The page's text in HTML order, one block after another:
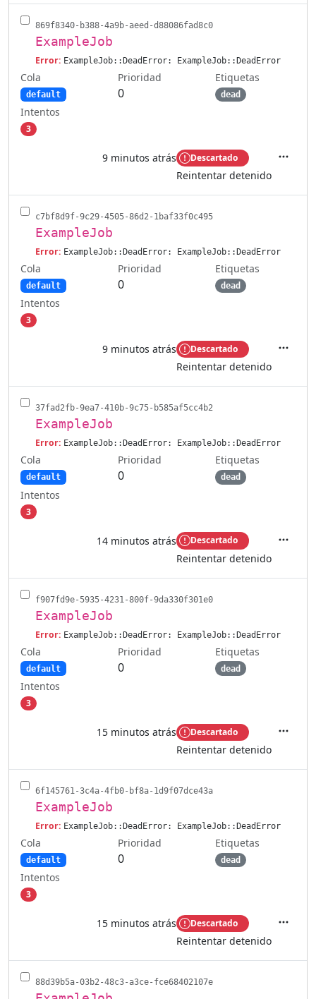
869f8340-b388-4a9b-aeed-d88086fad8c0
ExampleJob
Error: ExampleJob::DeadError: ExampleJob::DeadError
Cola
default
Prioridad
0
Etiquetas
dead
Intentos
3
9 minutos atrás Descartado
Reintentar detenido
c7bf8d9f-9c29-4505-86d2-1baf33f0c495
ExampleJob
Error: ExampleJob::DeadError: ExampleJob::DeadError
Cola
default
Prioridad
0
Etiquetas
dead
Intentos
3
9 minutos atrás Descartado
Reintentar detenido
37fad2fb-9ea7-410b-9c75-b585af5cc4b2
ExampleJob
Error: ExampleJob::DeadError: ExampleJob::DeadError
Cola
default
Prioridad
0
Etiquetas
dead
Intentos
3
14 minutos atrás Descartado
Reintentar detenido
f907fd9e-5935-4231-800f-9da330f301e0
ExampleJob
Error: ExampleJob::DeadError: ExampleJob::DeadError
Cola
default
Prioridad
0
Etiquetas
dead
Intentos
3
15 minutos atrás Descartado
Reintentar detenido
6f145761-3c4a-4fb0-bf8a-1d9f07dce43a
ExampleJob
Error: ExampleJob::DeadError: ExampleJob::DeadError
Cola
default
Prioridad
0
Etiquetas
dead
Intentos
3
15 minutos atrás Descartado
Reintentar detenido
88d39b5a-03b2-48c3-a3ce-fce68402107e